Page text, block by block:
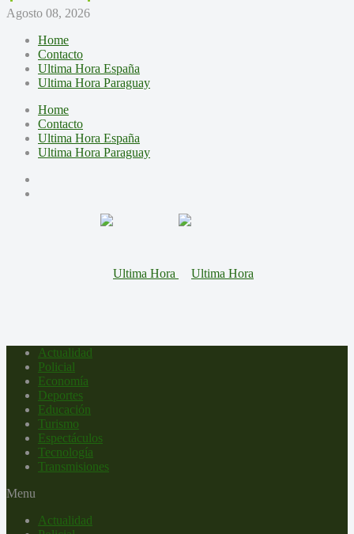
Agosto 08, 2026
Home
Contacto
Ultima Hora España
Ultima Hora Paraguay
Home
Contacto
Ultima Hora España
Ultima Hora Paraguay
Actualidad
Policial
Economía
Deportes
Educación
Turismo
Espectáculos
Tecnología
Transmisiones
Menu
Actualidad